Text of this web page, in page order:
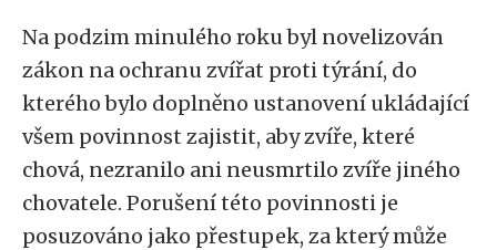
Na podzim minulého roku byl novelizován
zákon na ochranu zvířat proti týrání, do
kterého bylo doplněno ustanovení ukládající
všem povinnost zajistit, aby zvíře, které
chová, nezranilo ani neusmrtilo zvíře jiného
chovatele. Porušení této povinnosti je
posuzováno jako přestupek, za který může